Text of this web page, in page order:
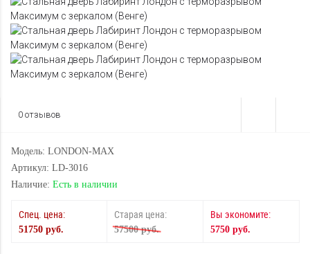
0 отзывов
Модель: LONDON-MAX
Артикул: LD-3016
Наличие: Есть в наличии
Спец. цена:
51750 руб.
Старая цена:
57500 руб.
Вы экономите:
5750 руб.